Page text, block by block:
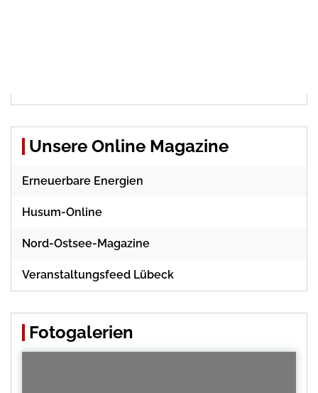
Unsere Online Magazine
Erneuerbare Energien
Husum-Online
Nord-Ostsee-Magazine
Veranstaltungsfeed Lübeck
Fotogalerien